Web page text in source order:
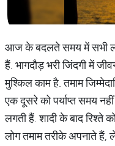
आज के बदलते समय में सभी
हैं. भागदौड़ भरी जिंदगी में
मुश्किल काम है. तमाम
एक दूसरे को पर्याप्त समय
लगती हैं. शादी के बाद
लोग तमाम तरीके अपनाते हैं,